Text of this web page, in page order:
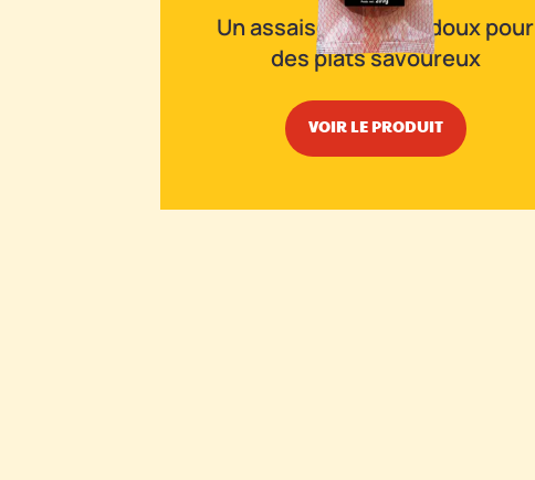
Un assaisonnement doux pour
des plats savoureux
VOIR LE PRODUIT